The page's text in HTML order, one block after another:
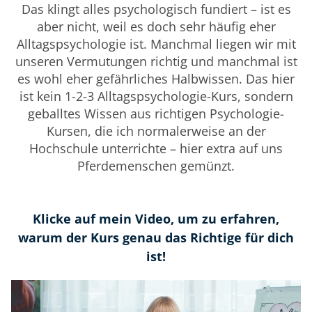
Das klingt alles psychologisch fundiert – ist es
aber nicht, weil es doch sehr häufig eher
Alltagspsychologie ist. Manchmal liegen wir mit
unseren Vermutungen richtig und manchmal ist
es wohl eher gefährliches Halbwissen. Das hier
ist kein 1-2-3 Alltagspsychologie-Kurs, sondern
geballtes Wissen aus richtigen Psychologie-
Kursen, die ich normalerweise an der
Hochschule unterrichte – hier extra auf uns
Pferdemenschen gemünzt.
Klicke auf mein Video, um zu erfahren,
warum der Kurs genau das Richtige für dich
ist!